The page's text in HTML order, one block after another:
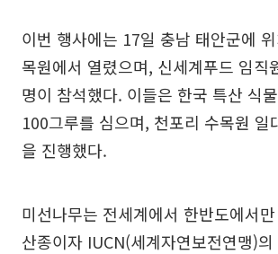
이번 행사에는 17일 충남 태안군에
목원에서 열렸으며, 신세계푸드 임직
명이 참석했다. 이들은 한국 특산 식물
100그루를 심으며, 천포리 수목원 일
을 진행했다.
미선나무는 전세계에서 한반도에서
산종이자 IUCN(세계자연보전연맹)